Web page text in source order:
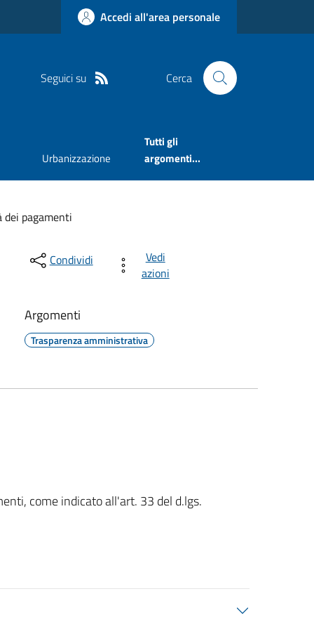
Accedi all'area personale
Seguici su Cerca
Urbanizzazione
Tutti gli
argomenti...
pagamenti
Condividi
Vedi
azioni
Argomenti
Trasparenza amministrativa
come indicato all'art. 33 del d.lgs.